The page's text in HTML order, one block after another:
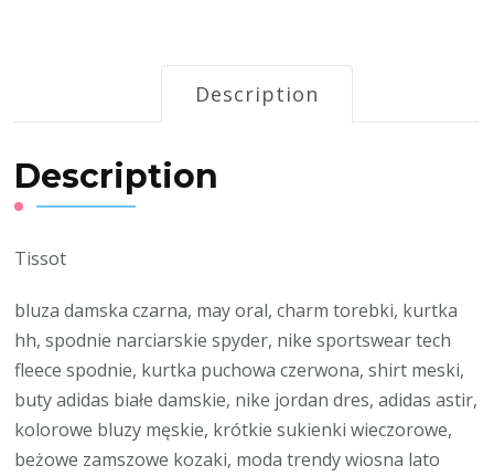
Description
Description
Tissot
bluza damska czarna, may oral, charm torebki, kurtka
hh, spodnie narciarskie spyder, nike sportswear tech
fleece spodnie, kurtka puchowa czerwona, shirt meski,
buty adidas białe damskie, nike jordan dres, adidas astir,
kolorowe bluzy męskie, krótkie sukienki wieczorowe,
beżowe zamszowe kozaki, moda trendy wiosna lato